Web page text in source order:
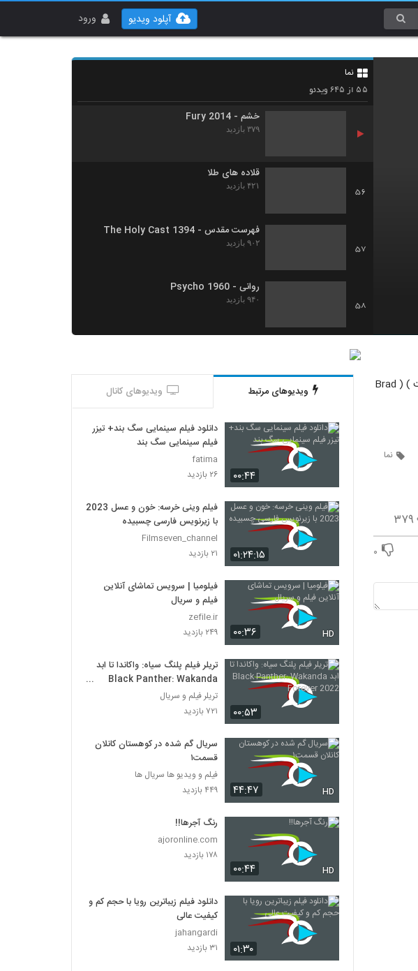
ورود آپلود ویدیو
نما
۵۵ از ۶۴۵ویدئو
54
ونوم - Venom 2018
خشم - Fury 2014
۳۷۹ بازدید
56
قلاده های طلا
۴۲۱ بازدید
57
فهرست مقدس - The Holy Cast 1394
۹۰۲ بازدید
58
روانی - Psycho 1960
۹۴۰ بازدید
59
موگلی - Mowgli 2018
مغول - Mongol 2007
۹۵۳ بازدید
لمس خلاء - Touching the Void 2003
۴۷۵ بازدید
۲۴۲ بازدید
زیر صفر - Below Zero 1930
۵۰۰ بازدید
کسب‌وکار حسابی! - Big Business 1929
کله پوک‌ها - Block Heads 1938
۵۰۴ بازدید
بندرگاه قدیمی - Any Old Port 1932
Apes (1918)
۸۳۴ بازدید
پرندگان - The Birds 1963
۴۷۳ بازدید
سینمایی - خشم - Fury 2014 - در آوریل سال ۱۹۴۵ و همگام با آخرین حمله‌ی متفقین به آلمان نازی ، واردَدی ( برد پیت ) ( Brad
نما
۳۷۹
۰
ویدیوهای مرتبط ویدیوهای کانال
۰۰:۴۴
دانلود فیلم سینمایی سگ بند+ تیزر
فیلم سینمایی سگ بند
fatima
۲۶ بازدید
۰۱:۲۴:۱۵
فیلم وینی خرسه: خون و عسل 2023
با زیرنویس فارسی چسبیده
Filmseven_channel
۲۱ بازدید
۰۰:۳۶ HD
فیلومیا | سرویس تماشای آنلاین
فیلم و سریال
zefile.ir
۲۴۹ بازدید
۰۰:۵۳
تریلر فیلم پلنگ سیاه: واکاندا تا ابد
Black Panther: Wakanda
Forever 2022
تریلر فیلم و سریال
۷۲۱ بازدید
۴۴:۴۷ HD
سریال گم شده در کوهستان کانلان
قسمت۱
فیلم و ویدیو ها سریال ها
۴۴۹ بازدید
۰۰:۴۴ HD
رنگ آجرها!!
ajoronline.com
۱۷۸ بازدید
۰۱:۳۰
دانلود فیلم زیباترین رویا با حجم کم و
کیفیت عالی
jahangardi
۳۱ بازدید